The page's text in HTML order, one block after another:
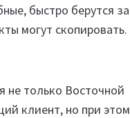
быстро берутся за
могут скопировать.
не только Восточной
клиент, но при этом